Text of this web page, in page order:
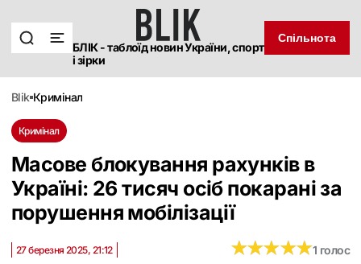
БЛІК - таблоїд новин України, спорт
і зірки
Спільнота
blik кримінал
Кримінал
Масове блокування рахунків в
Україні: 26 тисяч осіб покарані за
порушення мобілізації
27 березня 2025, 21:12 ★★★★★
★★★★★1 голос